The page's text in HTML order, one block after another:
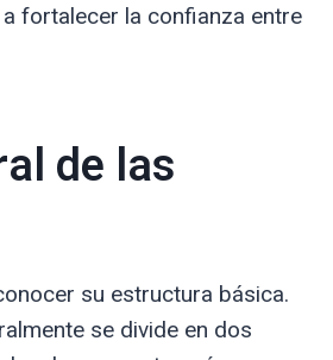
fortalecer la confianza entre
de las
su estructura básica.
se divide en dos